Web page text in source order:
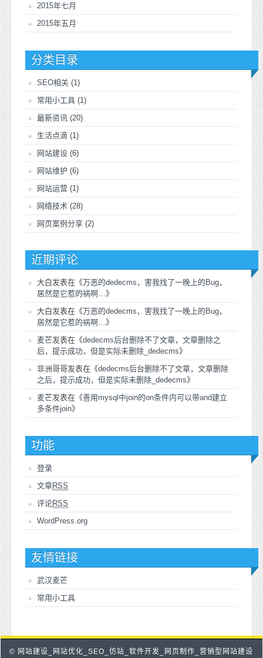
2015年七月
2015年五月
分类目录
SEO相关 (1)
常用小工具 (1)
最新资讯 (20)
生活点滴 (1)
网站建设 (6)
网站维护 (6)
网站运营 (1)
网络技术 (28)
网页案例分享 (2)
近期评论
大白发表在《万恶的dedecms，害我找了一晚上的Bug，
居然是它惹的祸啊…》
大白发表在《万恶的dedecms，害我找了一晚上的Bug，
居然是它惹的祸啊…》
麦芒发表在《dedecms后台删除不了文章，文章删除之
后，提示成功，但是实际未删除_dedecms》
非洲哥哥发表在《dedecms后台删除不了文章，文章删除
之后，提示成功，但是实际未删除_dedecms》
麦芒发表在《善用mysql中join的on条件内可以带and建立
多条件join》
功能
登录
文章RSS
评论RSS
WordPress.org
友情链接
武汉麦芒
常用小工具
© 网站建设_网站优化_SEO_仿站_软件开发_网页制作_营销型网站建设